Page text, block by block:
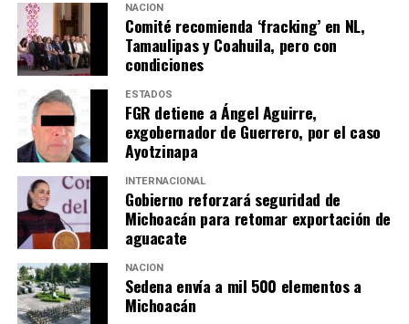
NACIÓN
Comité recomienda ‘fracking’ en NL,
Tamaulipas y Coahuila, pero con
condiciones
ESTADOS
FGR detiene a Ángel Aguirre,
exgobernador de Guerrero, por el caso
Ayotzinapa
INTERNACIONAL
Gobierno reforzará seguridad de
Michoacán para retomar exportación de
aguacate
NACIÓN
Sedena envía a mil 500 elementos a
Michoacán